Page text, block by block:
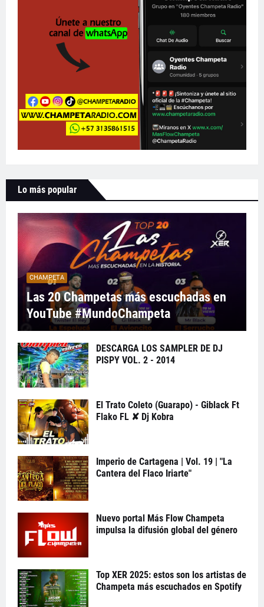
Lo más popular
CHAMPETA
Las 20 Champetas más escuchadas en
YouTube #MundoChampeta
DESCARGA LOS SAMPLER DE DJ
PISPY VOL. 2 - 2014
El Trato Coleto (Guarapo) - Giblack Ft
Flako FL ✘ Dj Kobra
Imperio de Cartagena | Vol. 19 | "La
Cantera del Flaco Iriarte"
Nuevo portal Más Flow Champeta
impulsa la difusión global del género
Top XER 2025: estos son los artistas de
Champeta más escuchados en Spotify